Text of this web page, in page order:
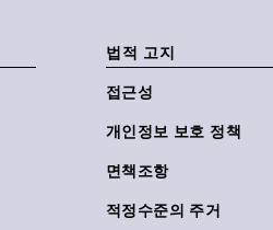
법적 고지
접근성
개인정보 보호 정책
면책조항
적정수준의 주거